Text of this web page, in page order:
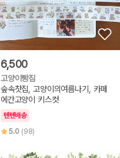
6,500
고양이빵집
숲속찻집, 고양이의여름나기, 카페
에간고양이 키스컷
텐텐배송
5.0 (98)